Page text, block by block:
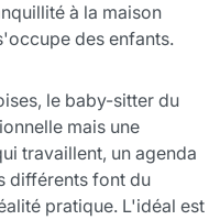
à la maison
des enfants.
le baby-sitter du
mais une
travaillent, un agenda
différents font du
pratique. L'idéal est